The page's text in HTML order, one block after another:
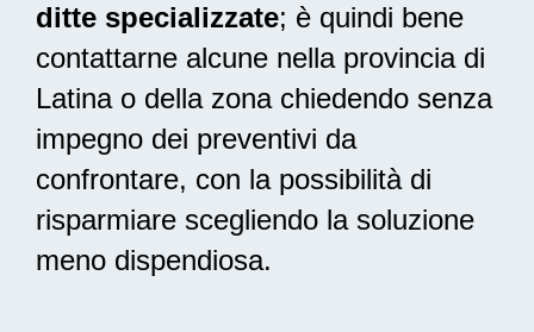
ditte specializzate; è quindi bene
contattarne alcune nella provincia di
Latina o della zona chiedendo senza
impegno dei preventivi da
confrontare, con la possibilità di
risparmiare scegliendo la soluzione
meno dispendiosa.